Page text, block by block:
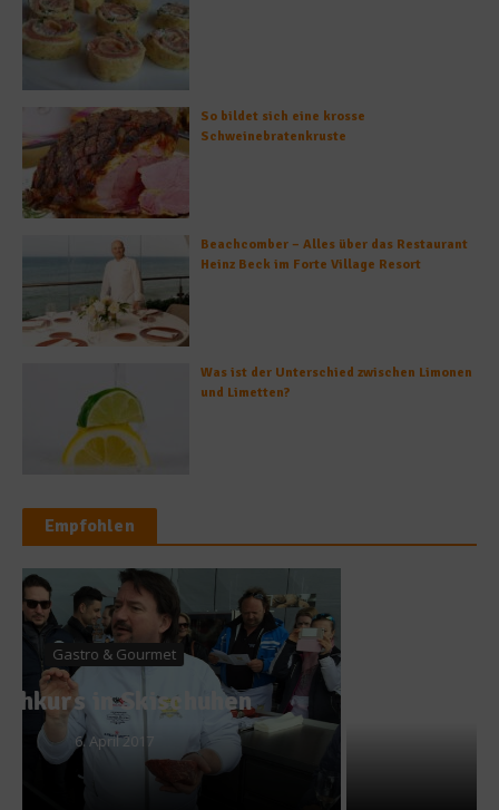
So bildet sich eine krosse
Schweinebratenkruste
Beachcomber – Alles über das Restaurant
Heinz Beck im Forte Village Resort
Was ist der Unterschied zwischen Limonen
und Limetten?
Empfohlen
Grillwelten
Rezept: Thymian-
Fladenbrot
12. Juni 2014